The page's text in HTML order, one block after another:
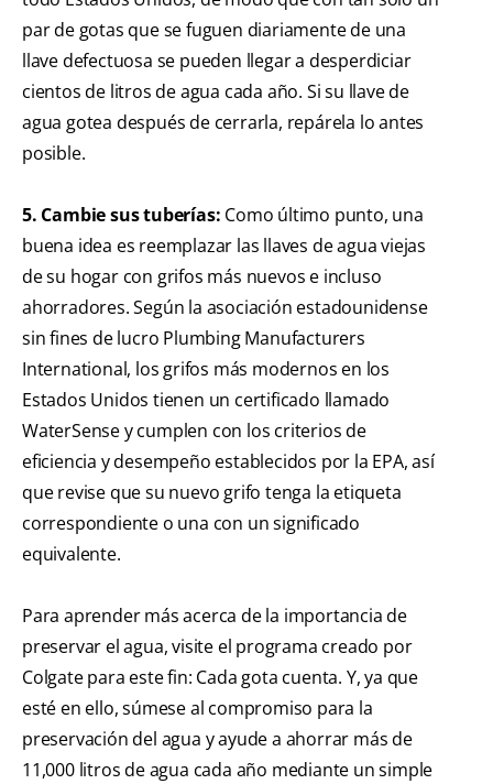
par de gotas que se fuguen diariamente de una
llave defectuosa se pueden llegar a desperdiciar
cientos de litros de agua cada año. Si su llave de
agua gotea después de cerrarla, repárela lo antes
posible.
5. Cambie sus tuberías: Como último punto, una
buena idea es reemplazar las llaves de agua viejas
de su hogar con grifos más nuevos e incluso
ahorradores. Según la asociación estadounidense
sin fines de lucro Plumbing Manufacturers
International, los grifos más modernos en los
Estados Unidos tienen un certificado llamado
WaterSense y cumplen con los criterios de
eficiencia y desempeño establecidos por la EPA, así
que revise que su nuevo grifo tenga la etiqueta
correspondiente o una con un significado
equivalente.
Para aprender más acerca de la importancia de
preservar el agua, visite el programa creado por
Colgate para este fin: Cada gota cuenta. Y, ya que
esté en ello, súmese al compromiso para la
preservación del agua y ayude a ahorrar más de
11,000 litros de agua cada año mediante un simple